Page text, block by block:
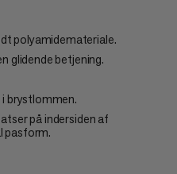
polyamidemateriale.
glidende betjening.
i brystlommen.
på indersiden af
pasform.